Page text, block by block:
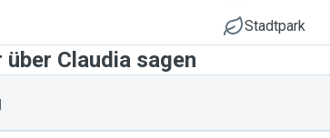
Stadtpark
Claudia sagen